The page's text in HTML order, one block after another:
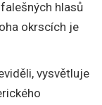
hlasů
okrscích je
vysvětluje